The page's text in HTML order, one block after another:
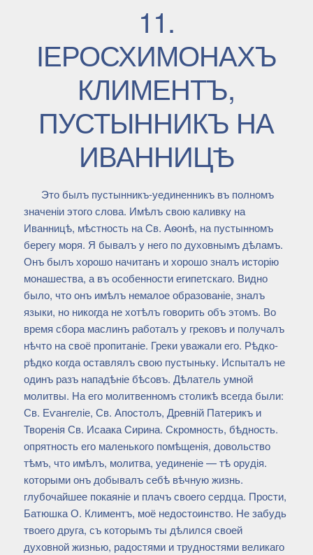
11.
ІЕРОСХИМОНАХЪ
КЛИМЕНТЪ,
ПУСТЫННИКЪ НА
ИВАННИЦѢ
Это былъ пустынникъ-уединенникъ въ полномъ
значеніи этого слова. Имѣлъ свою каливку на
Иванницѣ, мѣстность на Св. Аѳонѣ, на пустынномъ
берегу моря. Я бывалъ у него по духовнымъ дѣламъ.
Онъ былъ хорошо начитанъ и хорошо зналъ исторію
монашества, а въ особенности египетскаго. Видно
было, что онъ имѣлъ немалое образованіе, зналъ
языки, но никогда не хотѣлъ говорить объ этомъ. Во
время сбора маслинъ работалъ у грековъ и получалъ
нѣчто на своё пропитаніе. Греки уважали его. Рѣдко-
рѣдко когда оставлялъ свою пустыньку. Испыталъ не
одинъ разъ нападѣніе бѣсовъ. Дѣлатель умной
молитвы. На его молитвенномъ столикѣ всегда были:
Св. Еѵангеліе, Св. Апостолъ, Древній Патерикъ и
Творенія Св. Исаака Сирина. Скромность, бѣдность.
опрятность его маленького помѣщенія, довольство
тѣмъ, что имѣлъ, молитва, уединеніе — тѣ орудія.
которыми онъ добывалъ себѣ вѣчную жизнь.
глубочайшее покаяніе и плачъ своего сердца. Прости,
Батюшка О. Климентъ, моё недостоинство. Не забудь
твоего друга, съ которымъ ты дѣлился своей
духовной жизнью, радостями и трудностями великаго